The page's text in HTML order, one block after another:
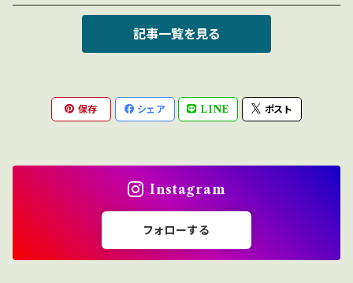
記事一覧を見る
保存 シェア LINE ポスト
Instagram
フォローする